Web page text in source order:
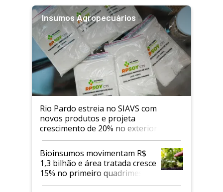
Insumos Agropecuários
Rio Pardo estreia no SIAVS com
novos produtos e projeta
crescimento de 20% no exterior
Bioinsumos movimentam R$
1,3 bilhão e área tratada cresce
15% no primeiro quadrimestre
de 2026